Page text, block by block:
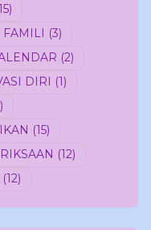
FAMILI (3)
(2)
DIRI (1)
(15)
(12)
(12)